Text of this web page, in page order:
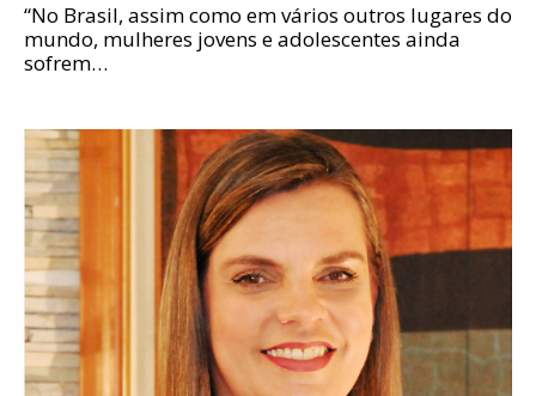
“No Brasil, assim como em vários outros lugares do
mundo, mulheres jovens e adolescentes ainda
sofrem…